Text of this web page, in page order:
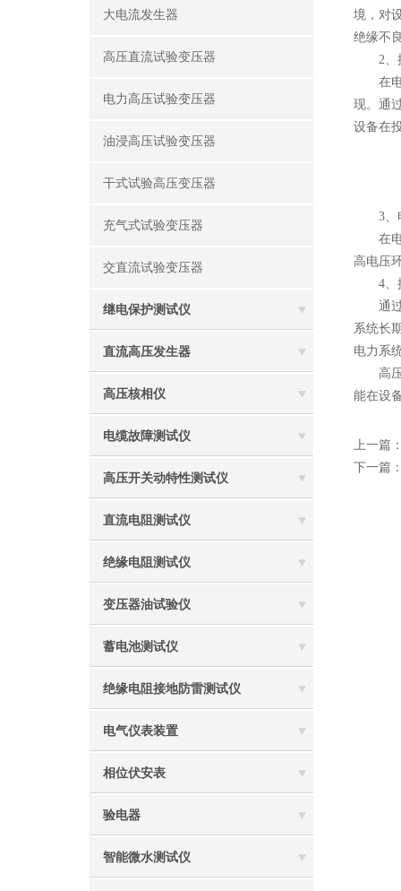
大电流发生器
高压直流试验变压器
电力高压试验变压器
油浸高压试验变压器
干式试验高压变压器
充气式试验变压器
交直流试验变压器
继电保护测试仪
直流高压发生器
高压核相仪
电缆故障测试仪
高压开关动特性测试仪
直流电阻测试仪
绝缘电阻测试仪
变压器油试验仪
蓄电池测试仪
绝缘电阻接地防雷测试仪
电气仪表装置
相位伏安表
验电器
智能微水测试仪
境，对
绝缘不
2、提
在电
现。通
设备在
3、电
在电
高电压
4、提
通过
系统长
电力系
高压
能在设
上一篇
下一篇